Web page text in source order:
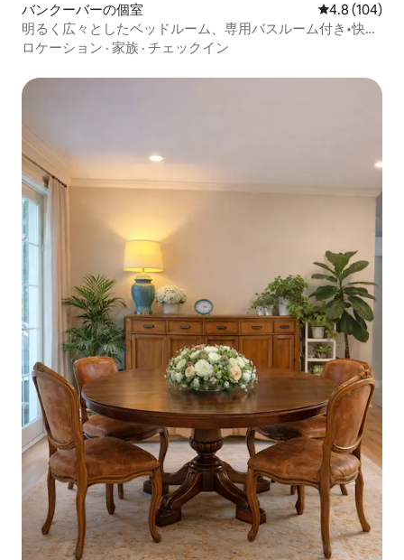
バンクーバーの個室 レビュー104
4.8 (104)
明るく広々としたベッドルーム、専用バスルーム付き•快適
な空間
ロケーション · 家族 · チェックイン